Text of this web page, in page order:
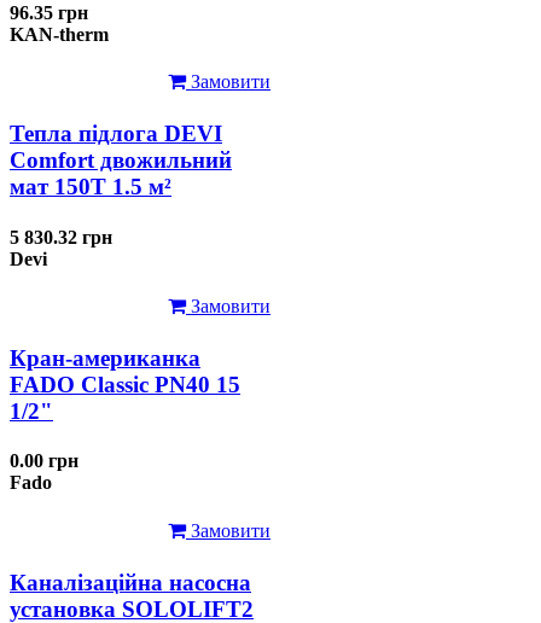
96.35 грн
KAN-therm
Замовити
Тепла підлога DEVI
Comfort двожильний
мат 150T 1.5 м²
5 830.32 грн
Devi
Замовити
Кран-американка
FADO Classic PN40 15
1/2"
0.00 грн
Fado
Замовити
Каналізаційна насосна
установка SOLOLIFT2